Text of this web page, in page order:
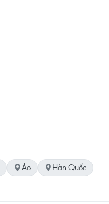
Áo
Hàn Quốc